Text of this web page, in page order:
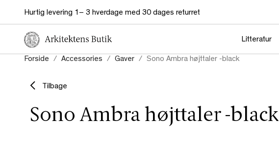
Hurtig levering 1– 3 hverdage med 30 dages returret
Litteratur
Forside Accessories Gaver Sono Ambra højttaler -black
Tilbage
Sono Ambra højttaler -black